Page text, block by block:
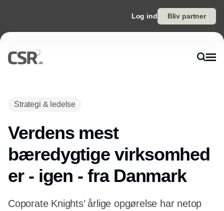
Log ind Bliv partner
Strategi & ledelse
Verdens mest
bæredygtige virksomhed
er - igen - fra Danmark
Coporate Knights’ årlige opgørelse har netop